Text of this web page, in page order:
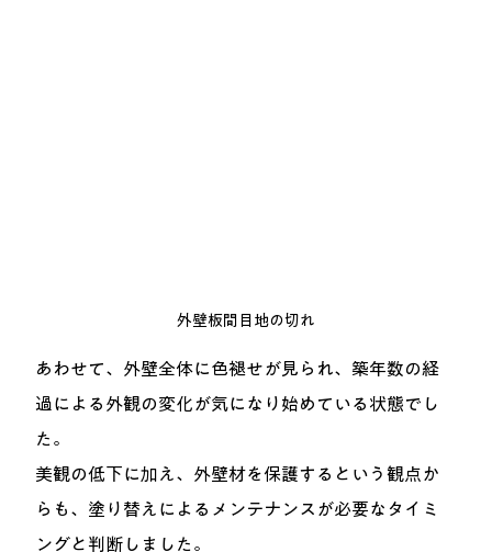
外壁板間目地の切れ
あわせて、外壁全体に色褪せが見られ、築年数の経
過による外観の変化が気になり始めている状態でし
た。
美観の低下に加え、外壁材を保護するという観点か
らも、塗り替えによるメンテナンスが必要なタイミ
ングと判断しました。